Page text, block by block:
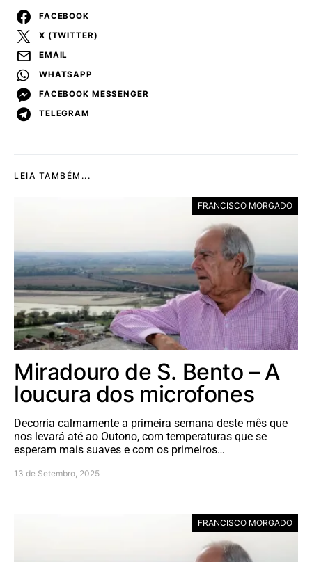
FACEBOOK
X (TWITTER)
EMAIL
WHATSAPP
FACEBOOK MESSENGER
TELEGRAM
LEIA TAMBÉM...
FRANCISCO MORGADO
Miradouro de S. Bento – A
loucura dos microfones
Decorria calmamente a primeira semana deste mês que
nos levará até ao Outono, com temperaturas que se
esperam mais suaves e com os primeiros…
13 de Setembro, 2025
FRANCISCO MORGADO